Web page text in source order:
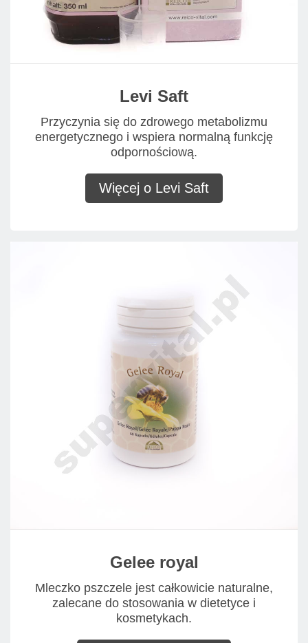
Levi Saft
Przyczynia się do zdrowego metabolizmu
energetycznego i wspiera normalną funkcję
odpornościową.
Więcej o Levi Saft
Gelee royal
Mleczko pszczele jest całkowicie naturalne,
zalecane do stosowania w dietetyce i
kosmetykach.